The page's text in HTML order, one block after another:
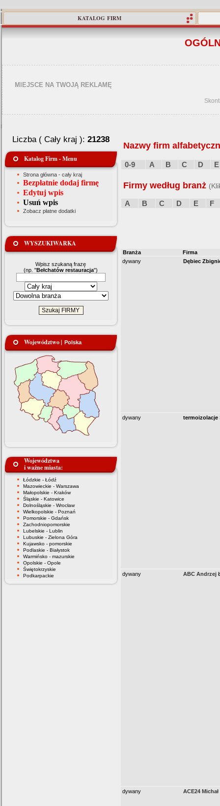
KATALOG FIRM
MIEJSCE NA TWOJĄ REKLAMĘ
Liczba ( Cały kraj ): 21238
Katalog Firm - Menu
Strona główna - cały kraj
Bezpłatnie dodaj firmę
Edytuj wpis
Usuń wpis
Zobacz płatne dodatki
WYSZUKIWARKA
Wpisz szukaną frazę
(np. "Bełchatów restauracja")
Województwo | Polska
Województwa
i ważne miasta:
Łódzkie - Łódź
Mazowieckie - Warszawa
Małopolskie - Kraków
Śląskie - Katowice
Dolnośląskie - Wrocław
Wielkopolskie - Poznań
Pomorskie - Gdańsk
Zachodniopomorskie
Lubelskie - Lublin
Lubuskie - Zielona Góra
Kujawsko - pomorskie
Podlaskie - Białystok
Warmińsko - mazurskie
Opolskie - Opole
Świętokrzyskie
Podkarpackie
Nazwy firm
0-9 A B C D E
Firmy według branż
A B C D E F
Branża
Firma
dywany
Dębiec
dywany termoizolacje
dywany ABC Andrzej
dywany ACE24